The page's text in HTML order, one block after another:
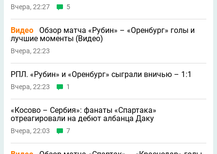
Вчера, 22:27 5
Видео
Обзор матча «Рубин» – «Оренбург» голы и
лучшие моменты (Видео)
Вчера, 22:23
РПЛ. «Рубин» и «Оренбург» сыграли вничью – 1:1
Вчера, 22:23 1
«Косово – Сербия»: фанаты «Спартака»
отреагировали на дебют албанца Даку
Вчера, 22:03 7